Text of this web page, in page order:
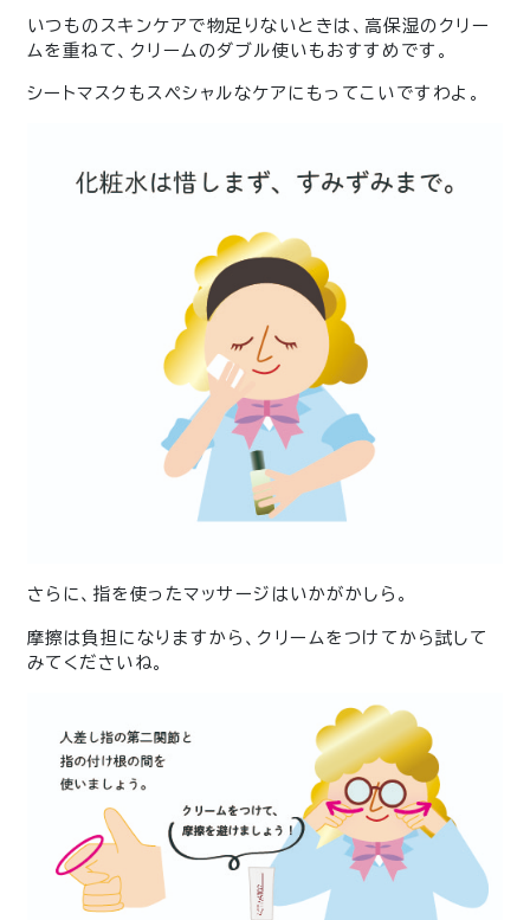
いつものスキンケアで物足りないときは、高保湿のクリー
ムを重ねて、クリームのダブル使いもおすすめです。
シートマスクもスペシャルなケアにもってこいですわよ。
さらに、指を使ったマッサージはいかがかしら。
摩擦は負担になりますから、クリームをつけてから試して
みてくださいね。